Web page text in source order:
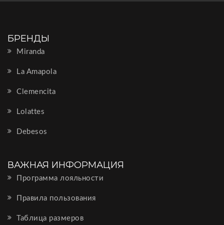
БРЕНДЫ
Miranda
La Amapola
Clemencita
Lolattes
Debesos
ВАЖНАЯ ИНФОРМАЦИЯ
Программа лояльности
Правила пользования
Таблица размеров